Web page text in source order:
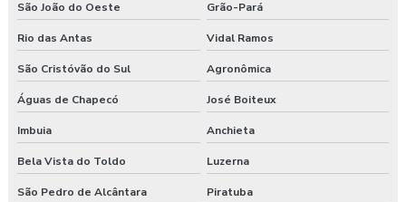
São João do Oeste Grão-Pará
Rio das Antas Vidal Ramos
São Cristóvão do Sul Agronômica
Águas de Chapecó José Boiteux
Imbuia Anchieta
Bela Vista do Toldo Luzerna
São Pedro de Alcântara Piratuba